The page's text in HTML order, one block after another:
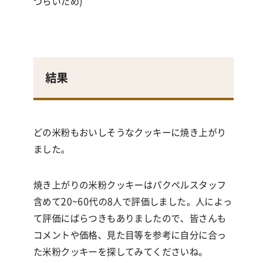
結果
どの米粉もおいしそうなクッキーに焼き上がり
ました。
焼き上がりの米粉クッキーはパクペルスタッフ
含めて20~60代の8人で評価しました。人によっ
て評価にばらつきもありましたので、皆さんも
コメントや価格、見た目等を参考に自分に合っ
た米粉クッキーを探してみてくださいね。